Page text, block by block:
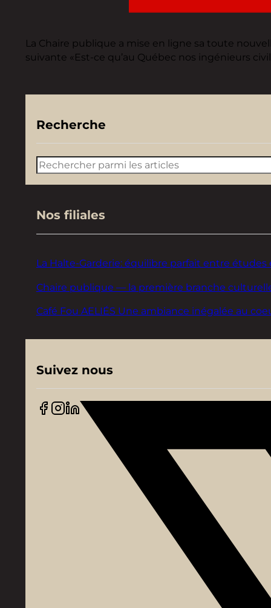
La Chaire publique a mise en ligne sa toute
suivante «Est-ce qu’au Québec nos ingénieurs
Recherche
Rechercher
Nos filiales
La Halte-Garderie: équilibre parfait entre
Chaire publique — la première branche culturelle
Café Fou AELIÉS Une ambiance inégalée au
Suivez nous